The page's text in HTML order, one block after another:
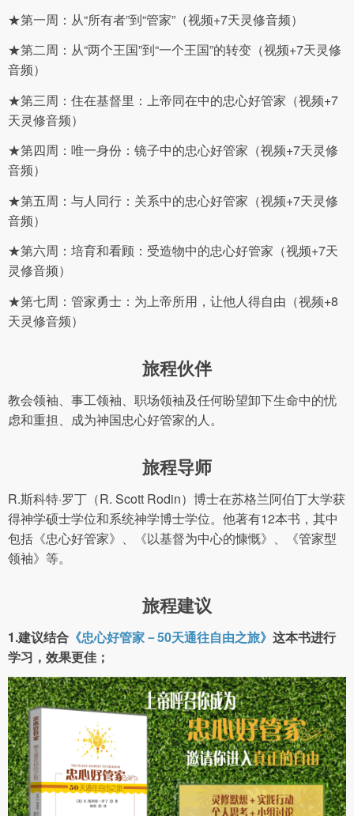
★第一周：从“所有者”到“管家”（视频+7天灵修音频）
★第二周：从“两个王国”到“一个王国”的转变（视频+7天灵修
音频）
★第三周：住在基督里：上帝同在中的忠心好管家（视频+7
天灵修音频）
★第四周：唯一身份：镜子中的忠心好管家（视频+7天灵修
音频）
★第五周：与人同行：关系中的忠心好管家（视频+7天灵修
音频）
★第六周：培育和看顾：受造物中的忠心好管家（视频+7天
灵修音频）
★第七周：管家勇士：为上帝所用，让他人得自由（视频+8
天灵修音频）
旅程伙伴
教会领袖、事工领袖、职场领袖及任何盼望卸下生命中的忧
虑和重担、成为神国忠心好管家的人。
旅程导师
R.斯科特·罗丁（R. Scott Rodin）博士在苏格兰阿伯丁大学获
得神学硕士学位和系统神学博士学位。他著有12本书，其中
包括《忠心好管家》、《以基督为中心的慷慨》、《管家型
领袖》等。
旅程建议
1.建议结合 《忠心好管家－50天通往自由之旅》 这本书进行
学习，效果更佳；